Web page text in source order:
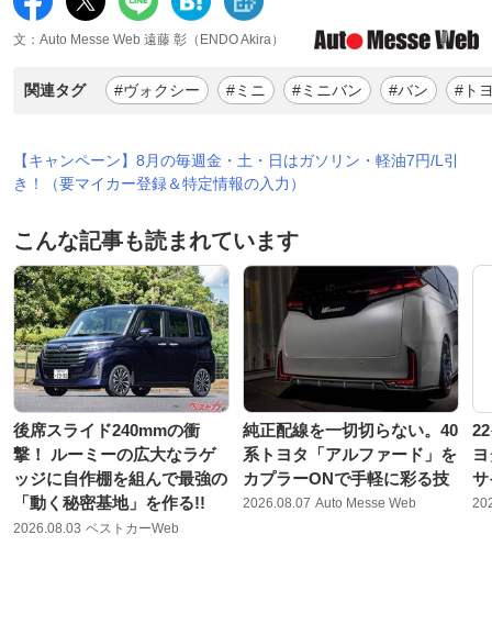
文：Auto Messe Web 遠藤 彰（ENDO Akira）
関連タグ #ヴォクシー #ミニ #ミニバン #バン #ト
【キャンペーン】8月の毎週金・土・日はガソリン・軽油7円/L引
き！（要マイカー登録＆特定情報の入力）
こんな記事も読まれています
後席スライド240mmの衝
撃！ ルーミーの広大なラゲ
ッジに自作棚を組んで最強の
「動く秘密基地」を作る!!
2026.08.03 ベストカーWeb
純正配線を一切切らない。40
系トヨタ「アルファード」を
カプラーONで手軽に彩る技
2026.08.07 Auto Messe Web
サ